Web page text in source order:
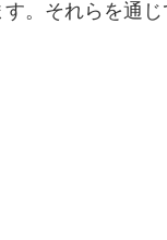
。それらを通
木